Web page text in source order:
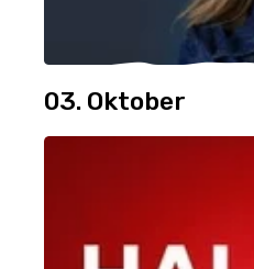
03. Oktober